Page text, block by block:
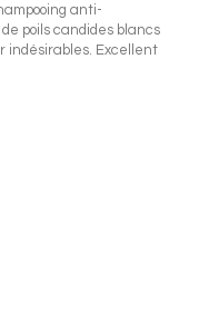
anti-
poils candides blancs
indésirables. Excellent